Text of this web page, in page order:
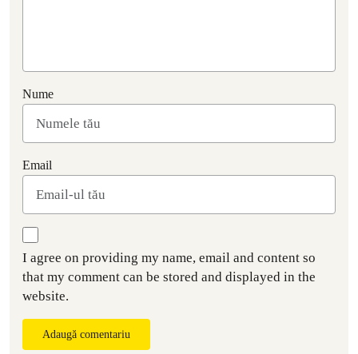
Nume
Email
I agree on providing my name, email and content so
that my comment can be stored and displayed in the
website.
Adaugă comentariu